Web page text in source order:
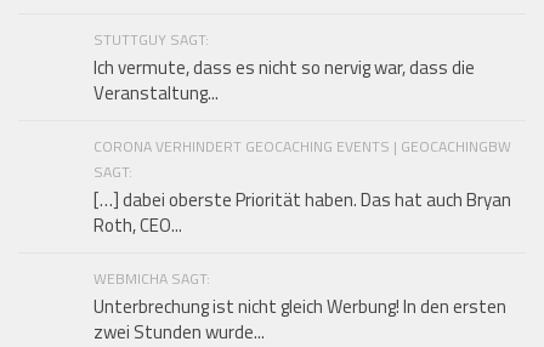
STUTTGUY SAGT:
Ich vermute, dass es nicht so nervig war, dass die
Veranstaltung...
CORONA VERHINDERT GEOCACHING EVENTS | GEOCACHINGBW
SAGT:
[…] dabei oberste Priorität haben. Das hat auch Bryan
Roth, CEO...
WEBMICHA SAGT:
Unterbrechung ist nicht gleich Werbung! In den ersten
zwei Stunden wurde...